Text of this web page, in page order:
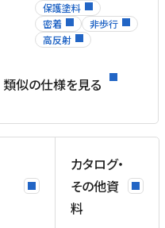
保護塗料
密着
非歩行
高反射
類似の仕様を見る
カタログ・
その他資
料